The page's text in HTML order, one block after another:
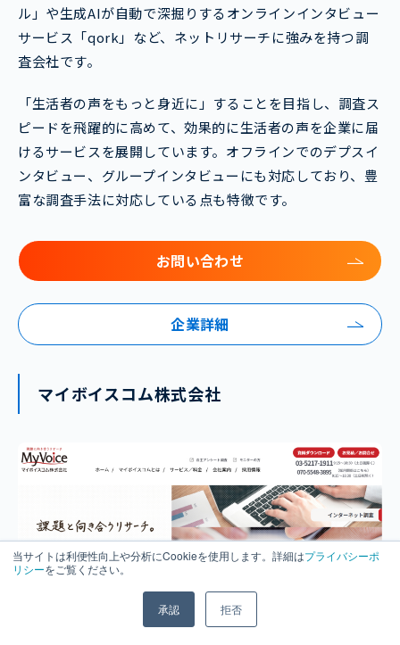
当サイトは利便性向上や分析にCookieを使用します。詳細はプライバシーポ
リシーをご覧ください。
承認 拒否
ル」や生成AIが自動で深掘りするオンラインインタビュー
サービス「qork」など、ネットリサーチに強みを持つ調
査会社です。
「生活者の声をもっと身近に」することを目指し、調査ス
ピードを飛躍的に高めて、効果的に生活者の声を企業に届
けるサービスを展開しています。オフラインでのデプスイ
ンタビュー、グループインタビューにも対応しており、豊
富な調査手法に対応している点も特徴です。
お問い合わせ
企業詳細
マイボイスコム株式会社